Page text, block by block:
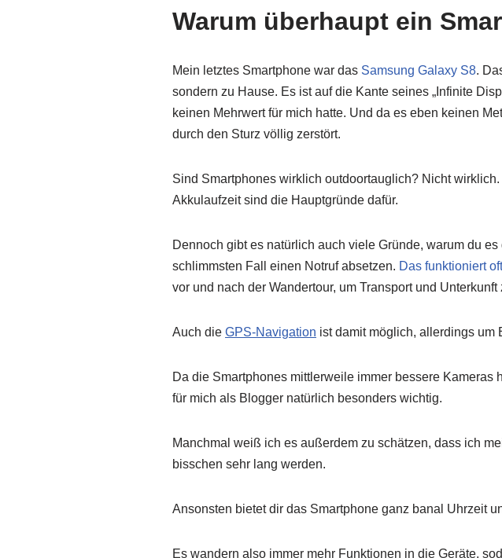
Warum überhaupt ein
Mein letztes Smartphone war das Samsung Galaxy S8.
sondern zu Hause. Es ist auf die Kante seines „Infinite
keinen Mehrwert für mich hatte. Und da es eben keinen
durch den Sturz völlig zerstört.
Sind Smartphones wirklich outdoortauglich? Nicht
Akkulaufzeit sind die Hauptgründe dafür.
Dennoch gibt es natürlich auch viele Gründe, warum du
schlimmsten Fall einen Notruf absetzen. Das funktioniert
vor und nach der Wandertour, um Transport und
Auch die GPS-Navigation ist damit möglich, allerdings um
Da die Smartphones mittlerweile immer bessere
für mich als Blogger natürlich besonders wichtig.
Manchmal weiß ich es außerdem zu schätzen, dass ich
bisschen sehr lang werden.
Ansonsten bietet dir das Smartphone ganz banal Uhrzeit
Es wandern also immer mehr Funktionen in die Geräte,